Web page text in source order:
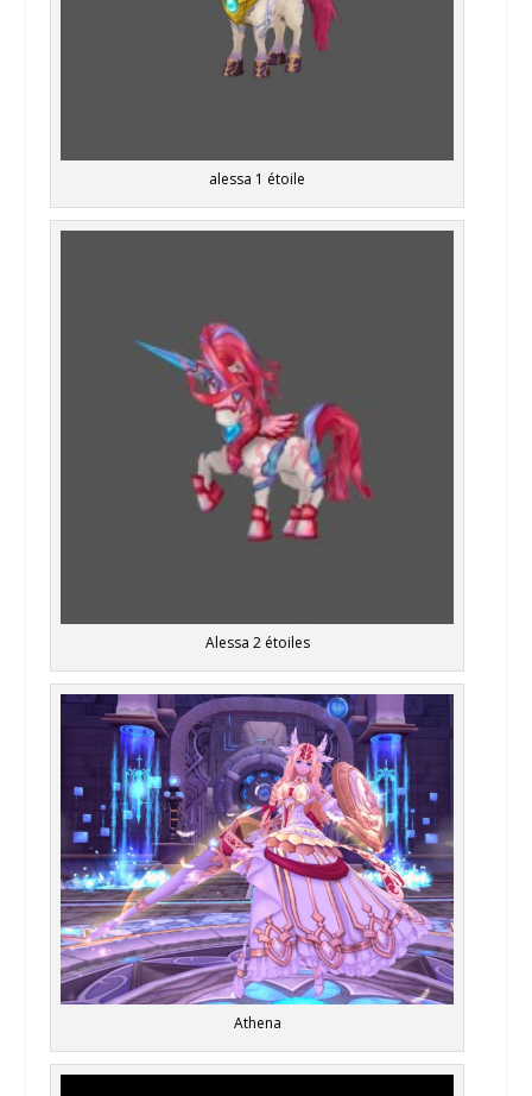
alessa 1 étoile
Alessa 2 étoiles
Athena